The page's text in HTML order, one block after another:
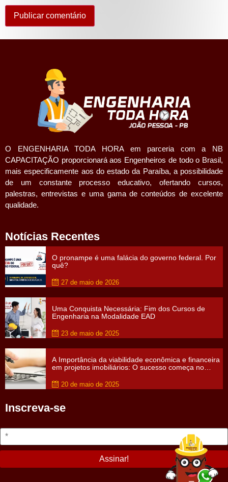
O ENGENHARIA TODA HORA em parceria com a NB
CAPACITAÇÃO proporcionará aos Engenheiros de todo o Brasil,
mais especificamente aos do estado da Paraíba, a possibilidade
de um constante processo educativo, ofertando cursos,
palestras, entrevistas e uma gama de conteúdos de excelente
qualidade.
Notícias Recentes
O pronampe é uma falácia do governo federal. Por
quê?
27 de maio de 2026
Uma Conquista Necessária: Fim dos Cursos de
Engenharia na Modalidade EAD
23 de maio de 2025
A Importância da viabilidade econômica e financeira
em projetos imobiliários: O sucesso começa no
20 de maio de 2025
Inscreva-se